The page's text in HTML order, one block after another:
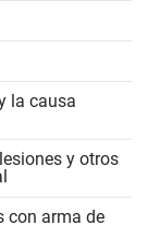
la causa
y otros
con arma de